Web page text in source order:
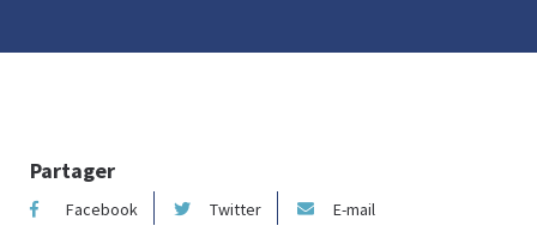
Partager
Facebook Twitter E-mail